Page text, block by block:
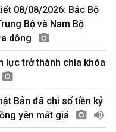
vàng
đảo Việt Nam
tình biên giới và hải
hiểu biển, đảo Việt
nhìn VOV1
luận
08/08/2026: Bắc Bộ
Bộ và Nam Bộ
dông
lực trở thành chìa khóa
Bản đã chi số tiền kỷ
yên mất giá